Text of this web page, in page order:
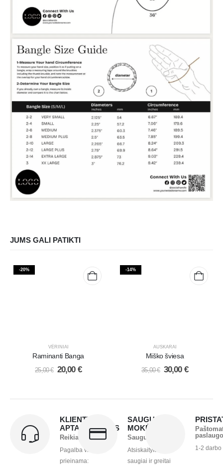
JUMS GALI PATIKTI
-20%
VĖRINIAI
Raminanti Banga
25,00€ 20,00 €
-14%
AUSKARAI
Miško šviesa
35,00€ 30,00 €
KLIENTŲ
APTARNAVIMAS
Reikia pagalbos?
Pagalba visada
prieinama:
SAUGUS
MOKĖJIMAS
Saugu ir greita
Atsiskaitykite
saugiai ir greitai
1-2